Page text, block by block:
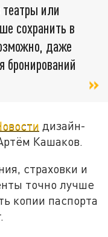
или
сохранить в
даже
бронирований
дизайн-
Кашаков.
страховки и
точно лучше
копии паспорта